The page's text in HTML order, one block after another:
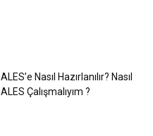
ALES’e Nasıl Hazırlanılır? Nasıl
ALES Çalışmalıyım ?